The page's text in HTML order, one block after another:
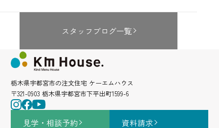
スタッフブログ一覧
栃木県宇都宮市の注文住宅 ケーエムハウス
〒321-0903 栃木県宇都宮市下平出町1599-6
見学・相談予約 資料請求